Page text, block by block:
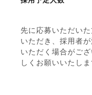
力仕事が多
知識、経験
先に応募いただい
いただき、採用者
いただく場合がご
しくお願いいたしま